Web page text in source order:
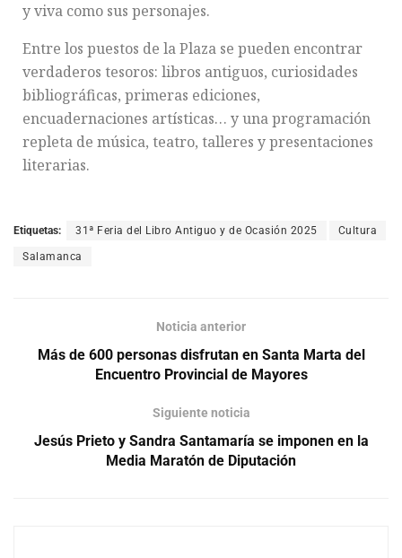
y viva como sus personajes.
Entre los puestos de la Plaza se pueden encontrar
verdaderos tesoros: libros antiguos, curiosidades
bibliográficas, primeras ediciones,
encuadernaciones artísticas… y una programación
repleta de música, teatro, talleres y presentaciones
literarias.
Etiquetas: 31ª Feria del Libro Antiguo y de Ocasión 2025 Cultura
Salamanca
Noticia anterior
Más de 600 personas disfrutan en Santa Marta del
Encuentro Provincial de Mayores
Siguiente noticia
Jesús Prieto y Sandra Santamaría se imponen en la
Media Maratón de Diputación